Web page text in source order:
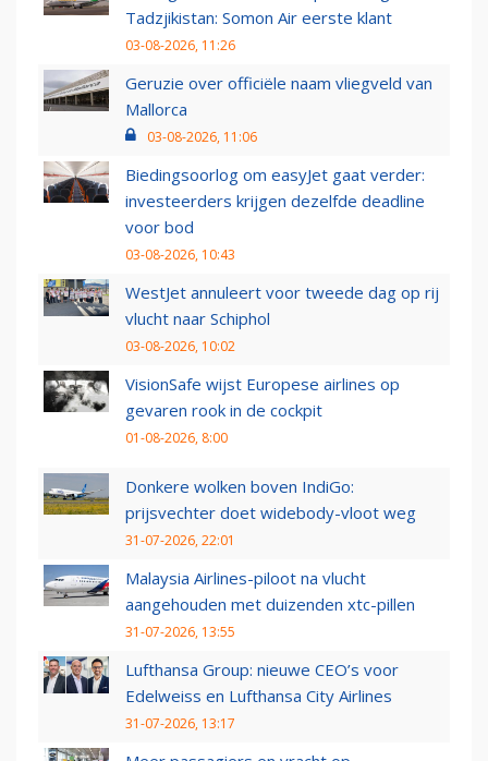
Tadzjikistan: Somon Air eerste klant
03-08-2026, 11:26
Geruzie over officiële naam vliegveld van
Mallorca
03-08-2026, 11:06
Biedingsoorlog om easyJet gaat verder:
investeerders krijgen dezelfde deadline
voor bod
03-08-2026, 10:43
WestJet annuleert voor tweede dag op rij
vlucht naar Schiphol
03-08-2026, 10:02
VisionSafe wijst Europese airlines op
gevaren rook in de cockpit
01-08-2026, 8:00
Donkere wolken boven IndiGo:
prijsvechter doet widebody-vloot weg
31-07-2026, 22:01
Malaysia Airlines-piloot na vlucht
aangehouden met duizenden xtc-pillen
31-07-2026, 13:55
Lufthansa Group: nieuwe CEO’s voor
Edelweiss en Lufthansa City Airlines
31-07-2026, 13:17